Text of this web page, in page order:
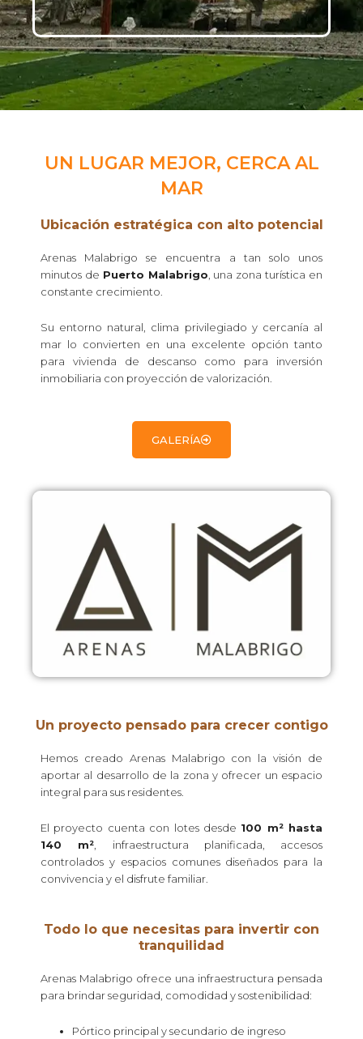
UN LUGAR MEJOR, CERCA AL
MAR
Ubicación estratégica con alto potencial
Arenas Malabrigo se encuentra a tan solo unos
minutos de Puerto Malabrigo , una zona turística en
constante crecimiento.
Su entorno natural, clima privilegiado y cercanía al
mar lo convierten en una excelente opción tanto
para vivienda de descanso como para inversión
inmobiliaria con proyección de valorización.
GALERÍA
Un proyecto pensado para crecer contigo
Hemos creado Arenas Malabrigo con la visión de
aportar al desarrollo de la zona y ofrecer un espacio
integral para sus residentes.
El proyecto cuenta con lotes desde 100 m² hasta
140 m² , infraestructura planificada, accesos
controlados y espacios comunes diseñados para la
convivencia y el disfrute familiar.
Todo lo que necesitas para invertir con
tranquilidad
Arenas Malabrigo ofrece una infraestructura pensada
para brindar seguridad, comodidad y sostenibilidad:
Pórtico principal y secundario de ingreso